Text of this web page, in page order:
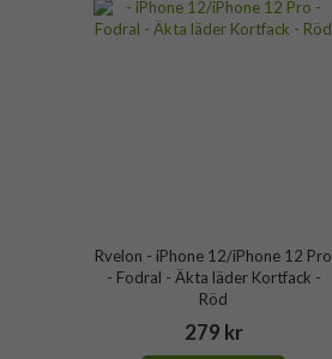
Rvelon - iPhone 12/iPhone 12 Pro
- Fodral - Äkta läder Kortfack -
Röd
279 kr